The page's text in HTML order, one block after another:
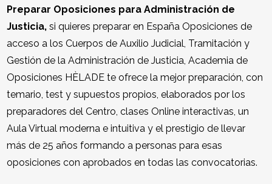
Preparar Oposiciones para Administración de
Justicia,si quieres preparar en España Oposiciones de
acceso a los Cuerpos de Auxilio Judicial, Tramitación y
Gestión de la Administración de Justicia, Academia de
Oposiciones HÈLADE te ofrece la mejor preparación, con
temario, test y supuestos propios, elaborados por los
preparadores del Centro, clases Online interactivas, un
Aula Virtual moderna e intuitiva y el prestigio de llevar
más de 25 años formando a personas para esas
oposiciones con aprobados en todas las convocatorias.